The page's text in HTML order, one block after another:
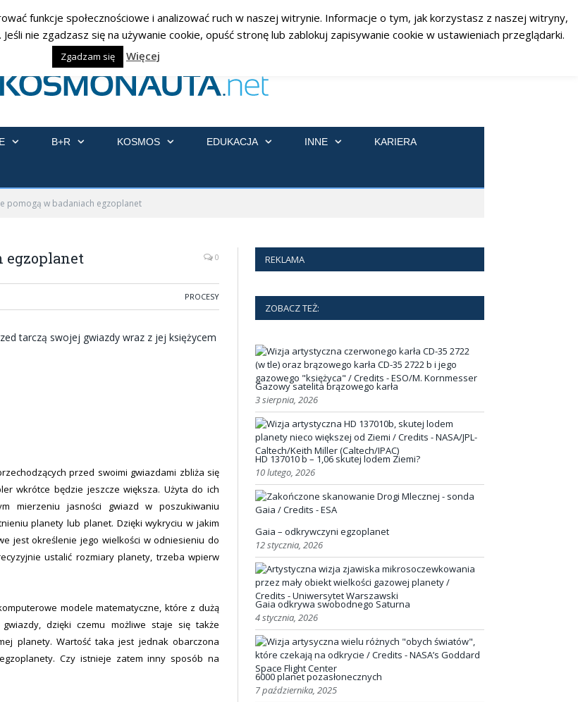
RSS Facebook
Twitter
B+R KOSMOS EDUKACJA INNE KARIERA
pomogą w badaniach egzoplanet
egzoplanet 0
PROCESY
przed swoimi gwiazdami zbliża się
wkrótce będzie jeszcze większa. Użyta do ich
mierzeniu jasności gwiazd w poszukiwaniu
planety lub planet. Dzięki wykryciu w jakim
jest określenie jego wielkości w odniesieniu do
ustalić rozmiary planety, trzeba wpierw
modele matematyczne, które z dużą
dzięki czemu możliwe staje się także
planety. Wartość taka jest jednak obarczona
Czy istnieje zatem inny sposób na
REKLAMA
ZOBACZ TEŻ:
Gazowy satelita brązowego karła
3 sierpnia, 2026
HD 137010 b – 1,06 skutej lodem Ziemi?
10 lutego, 2026
Gaia – odkrywczyni egzoplanet
12 stycznia, 2026
Gaia odkrywa swobodnego Saturna
4 stycznia, 2026
6000 planet pozasłonecznych
7 października, 2025
funkcje społecznościowe i analizować ruch w naszej witrynie. Informacje o tym, jak korzystasz z naszej witryny,
nie zgadzasz się na używanie cookie, opuść stronę lub zablokuj zapisywanie cookie w ustawieniach przeglądarki.
Zgadzam się Więcej